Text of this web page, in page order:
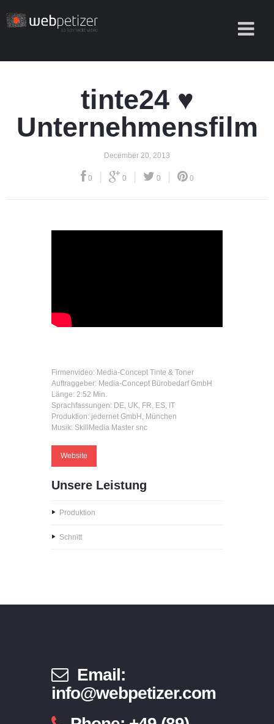
tinte24 ♥
Unternehmensfilm
December 20, 2013
0 0 0 0
Firmenvideo: Media-Concept Tinte & Toner
Auftraggeber: Media-Concept Bürobedarf GmbH
Länge: 2:52 Min.
Sprachfassungen: DE, UK, FR, ES, IT
Produktion: jedernet GmbH, München
Musik: SkillMedia Master snc
Website
Unsere Leistung
Produktion
Schnitt
Email:
info@webpetizer.com